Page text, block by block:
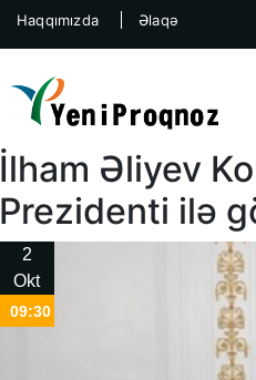
Haqqımızda Əlaqə
İlham Əliyev
Prezidenti ilə
2
Okt
09:30